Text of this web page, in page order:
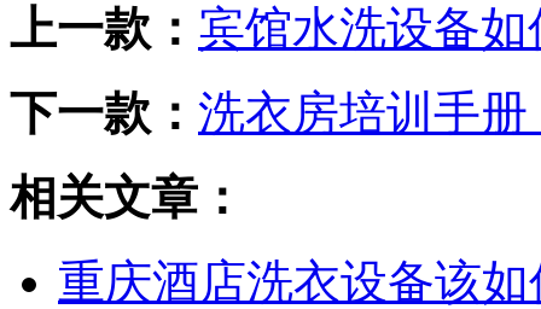
上一款： 宾馆水洗设备
下一款： 洗衣房培训手册
相关文章：
重庆酒店洗衣设备该如